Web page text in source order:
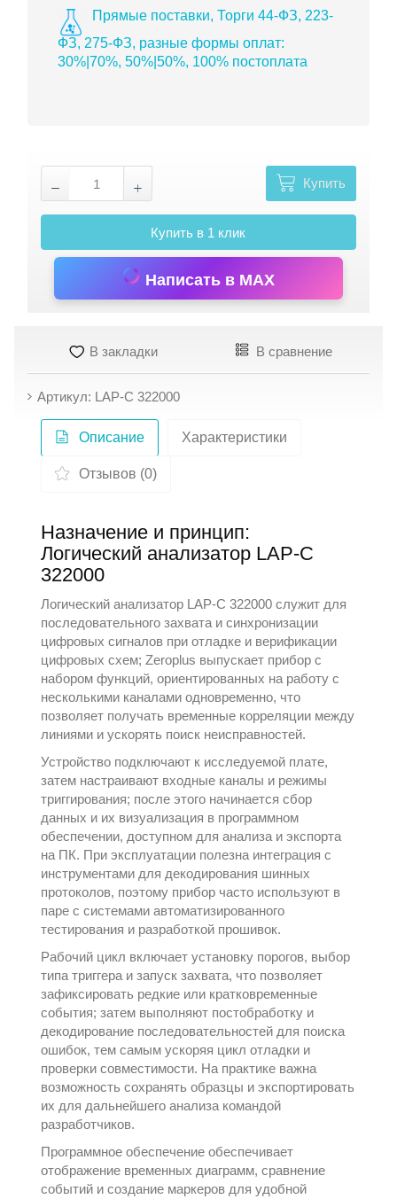
Прямые поставки, Торги 44-ФЗ, 223-
ФЗ, 275-ФЗ, разные формы оплат:
30%|70%, 50%|50%, 100% постоплата
Купить
Купить в 1 клик
Написать в MAX
В закладки В сравнение
Артикул: LAP-C 322000
Описание Характеристики
Отзывов (0)
Назначение и принцип:
Логический анализатор LAP-C
322000
Логический анализатор LAP-C 322000 служит для
последовательного захвата и синхронизации
цифровых сигналов при отладке и верификации
цифровых схем;Zeroplus выпускает прибор с
набором функций, ориентированных на работу с
несколькими каналами одновременно, что
позволяет получать временные корреляции между
линиями и ускорять поиск неисправностей.
Устройство подключают к исследуемой плате,
затем настраивают входные каналы и режимы
триггирования; после этого начинается сбор
данных и их визуализация в программном
обеспечении, доступном для анализа и экспорта
на ПК. При эксплуатации полезна интеграция с
инструментами для декодирования шинных
протоколов, поэтому прибор часто используют в
паре с системами автоматизированного
тестирования и разработкой прошивок.
Рабочий цикл включает установку порогов, выбор
типа триггера и запуск захвата, что позволяет
зафиксировать редкие или кратковременные
события; затем выполняют постобработку и
декодирование последовательностей для поиска
ошибок, тем самым ускоряя цикл отладки и
проверки совместимости. На практике важна
возможность сохранять образцы и экспортировать
их для дальнейшего анализа командой
разработчиков.
Программное обеспечение обеспечивает
отображение временных диаграмм, сравнение
событий и создание маркеров для удобной